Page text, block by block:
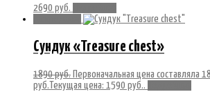
2690 руб.
Сундук «Treasure chest»
1890руб. Первоначальная цена составляла
руб. Текущая цена: 1590 руб..